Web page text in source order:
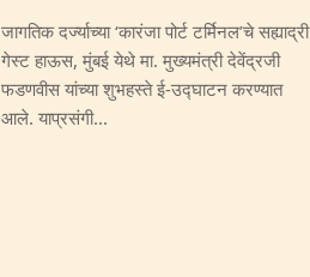
जागतिक दर्ज्याच्या ‘कारंजा पोर्ट टर्मिनल’चे सह्याद्री
गेस्ट हाऊस, मुंबई येथे मा. मुख्यमंत्री देवेंद्रजी
फडणवीस यांच्या शुभहस्ते ई-उद्घाटन करण्यात
आले. याप्रसंगी...